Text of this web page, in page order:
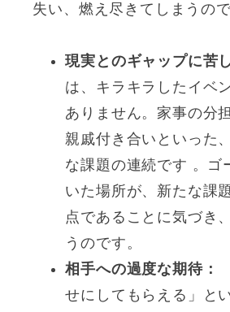
失い、燃え尽きてしまうの
現実とのギャップに苦
は、キラキラしたイベ
ありません。家事の分
親戚付き合いといった
な課題の連続です 。ゴ
いた場所が、新たな課
点であることに気づき
うのです。
相手への過度な期待：
せにしてもらえる」と